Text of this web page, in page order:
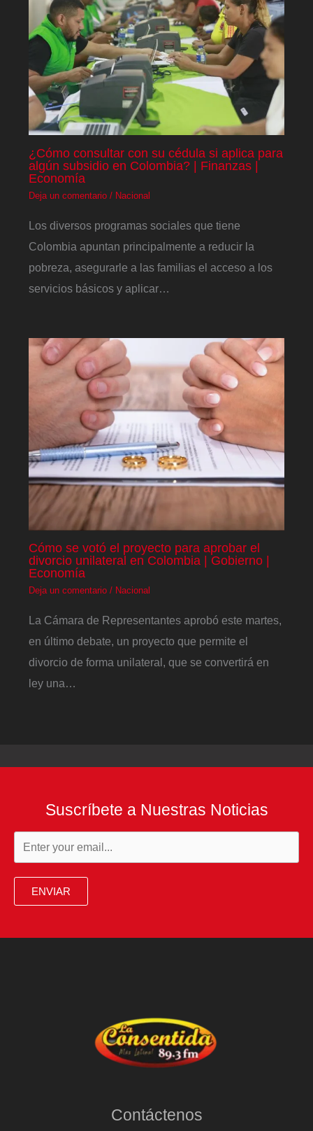
¿Cómo consultar con su cédula si aplica para
algún subsidio en Colombia? | Finanzas |
Economía
Deja un comentario / Nacional
Los diversos programas sociales que tiene
Colombia apuntan principalmente a reducir la
pobreza, asegurarle a las familias el acceso a los
servicios básicos y aplicar…
Cómo se votó el proyecto para aprobar el
divorcio unilateral en Colombia | Gobierno |
Economía
Deja un comentario / Nacional
La Cámara de Representantes aprobó este martes,
en último debate, un proyecto que permite el
divorcio de forma unilateral, que se convertirá en
ley una…
Suscríbete a Nuestras Noticias
ENVIAR
Contáctenos